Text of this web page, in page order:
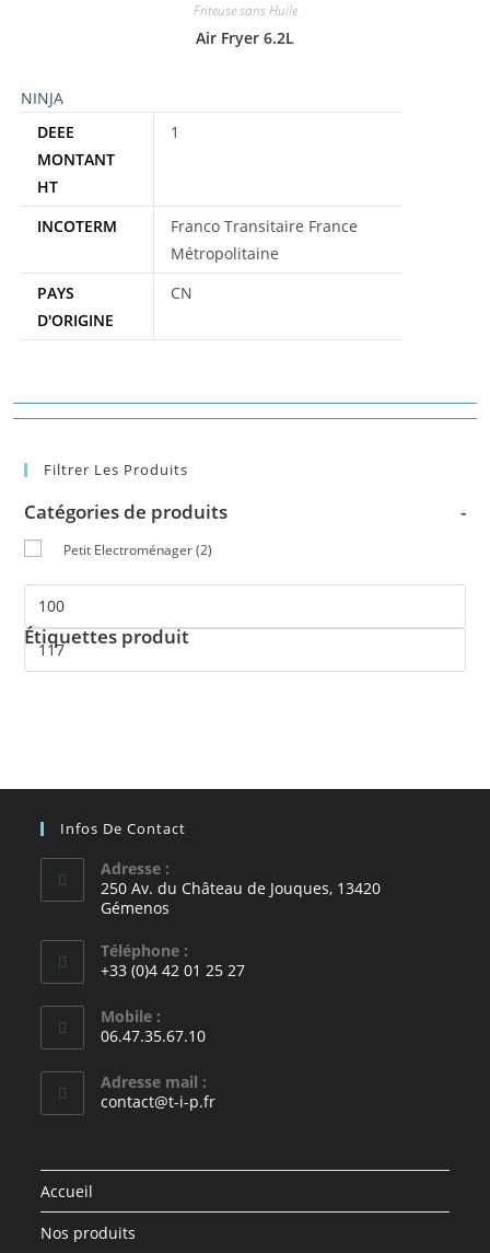
Friteuse sans Huile
Air Fryer 6.2L
NINJA
DEEE
MONTANT
HT
1
INCOTERM
Franco Transitaire France
Métropolitaine
PAYS
D'ORIGINE
CN
Filtrer Les Produits
Catégories de produits -
Petit Electroménager (2)
Étiquettes produit
Infos De Contact
Adresse :
250 Av. du Château de Jouques, 13420
Gémenos
Téléphone :
+33 (0)4 42 01 25 27
Mobile :
06.47.35.67.10
Adresse mail :
contact@t-i-p.fr
Accueil
Nos produits